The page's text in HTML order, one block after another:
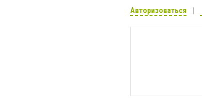
Авторизоваться